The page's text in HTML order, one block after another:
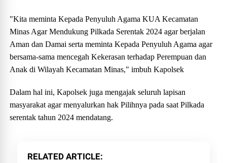
"Kita meminta Kepada Penyuluh Agama KUA Kecamatan
Minas Agar Mendukung Pilkada Serentak 2024 agar berjalan
Aman dan Damai serta meminta Kepada Penyuluh Agama agar
bersama-sama mencegah Kekerasan terhadap Perempuan dan
Anak di Wilayah Kecamatan Minas," imbuh Kapolsek
Dalam hal ini, Kapolsek juga mengajak seluruh lapisan
masyarakat agar menyalurkan hak Pilihnya pada saat Pilkada
serentak tahun 2024 mendatang.
RELATED ARTICLE